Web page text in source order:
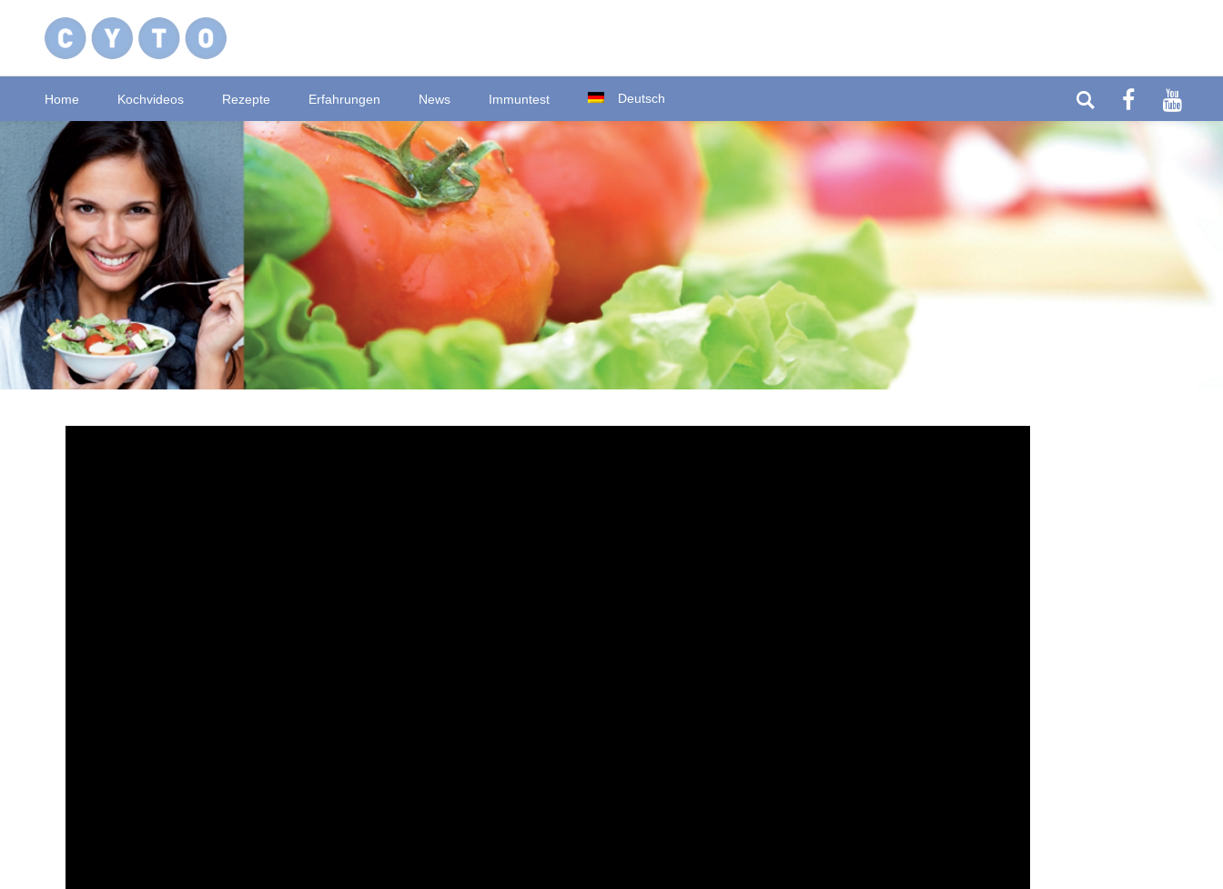
Ortsstraße 22
D-35423 Lich/Ober-Bessingen Fax: +49 (0) 6404-90458
E-mail:
info@cytolabor.de
Home Kochvideos Rezepte Erfahrungen News Immuntest Deutsch